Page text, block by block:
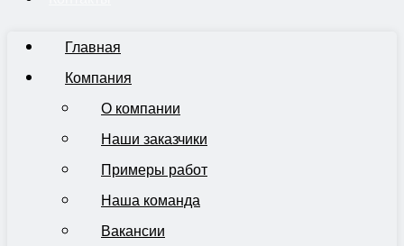
Главная
Компания
О компании
Наши заказчики
Примеры работ
Наша команда
Вакансии